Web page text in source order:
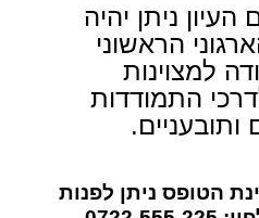
ניתן יהיה
הראשוני
למצוינות
התמודדות
הטופס ניתן לפנות